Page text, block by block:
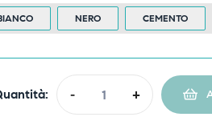
NERO CEMENTO
- +